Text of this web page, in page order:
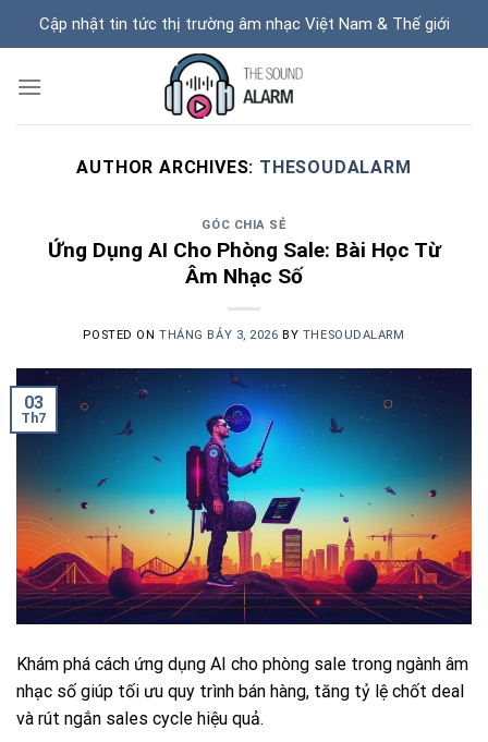
Cập nhật tin tức thị trường âm nhạc Việt Nam & Thế giới
AUTHOR ARCHIVES: THESOUDALARM
GÓC CHIA SẺ
Ứng Dụng AI Cho Phòng Sale: Bài Học Từ
Âm Nhạc Số
POSTED ONTHÁNG BẢY 3, 2026 BY THESOUDALARM
03
Th7
Khám phá cách ứng dụng AI cho phòng sale trong ngành âm
nhạc số giúp tối ưu quy trình bán hàng, tăng tỷ lệ chốt deal
và rút ngắn sales cycle hiệu quả.